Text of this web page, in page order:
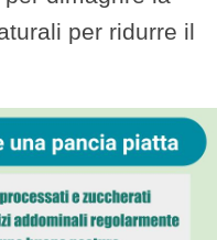
per ridurre il